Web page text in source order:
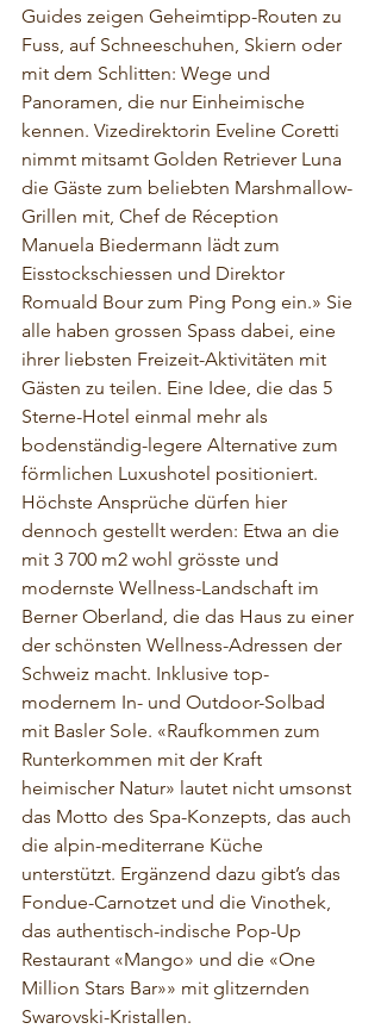
Guides zeigen Geheimtipp-Routen zu
Fuss, auf Schneeschuhen, Skiern oder
mit dem Schlitten: Wege und
Panoramen, die nur Einheimische
kennen. Vizedirektorin Eveline Coretti
nimmt mitsamt Golden Retriever Luna
die Gäste zum beliebten Marshmallow-
Grillen mit, Chef de Réception
Manuela Biedermann lädt zum
Eisstockschiessen und Direktor
Romuald Bour zum Ping Pong ein.» Sie
alle haben grossen Spass dabei, eine
ihrer liebsten Freizeit-Aktivitäten mit
Gästen zu teilen. Eine Idee, die das 5
Sterne-Hotel einmal mehr als
bodenständig-legere Alternative zum
förmlichen Luxushotel positioniert.
Höchste Ansprüche dürfen hier
dennoch gestellt werden: Etwa an die
mit 3 700 m2 wohl grösste und
modernste Wellness-Landschaft im
Berner Oberland, die das Haus zu einer
der schönsten Wellness-Adressen der
Schweiz macht. Inklusive top-
modernem In- und Outdoor-Solbad
mit Basler Sole. «Raufkommen zum
Runterkommen mit der Kraft
heimischer Natur» lautet nicht umsonst
das Motto des Spa-Konzepts, das auch
die alpin-mediterrane Küche
unterstützt. Ergänzend dazu gibt’s das
Fondue-Carnotzet und die Vinothek,
das authentisch-indische Pop-Up
Restaurant «Mango» und die «One
Million Stars Bar»» mit glitzernden
Swarovski-Kristallen.